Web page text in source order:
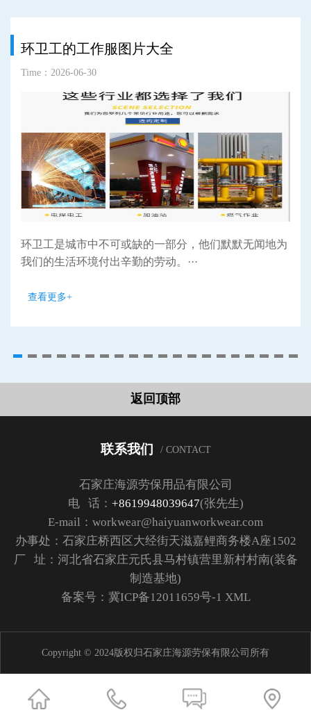
环卫工的工作服图片大全
Time：2026-06-30
环卫工是城市中不可或缺的一部分，他们默默无闻地为
我们的生活环境付出辛勤的劳动。···
查看更多+
返回顶部
联系我们 / CONTACT
石家庄海源劳保用品有限公司
电 话： +8619948039647(张先生)
E-mail：workwear@haiyuanworkwear.com
办事处：石家庄桥西区大经街天滋嘉鲤商务楼A座1502
厂 址：河北省石家庄元氏县马村镇营里新村村南(装备
制造基地)
备案号： 冀ICP备12011659号-1 XML
Copyright © 2024版权归石家庄海源劳保有限公司所有